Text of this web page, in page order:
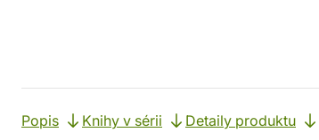
Popis Knihy v sérii Detaily produktu